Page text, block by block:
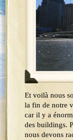
Et voilà nous
la fin de notre
car il y a
des buildings.
nous devons